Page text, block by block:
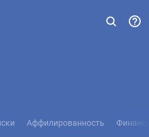
Аффилированность